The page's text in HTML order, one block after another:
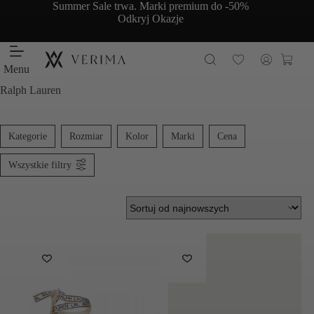
Summer Sale trwa. Marki premium do -50%
Odkryj Okazje
Menu Koszyk
Ralph Lauren
Kategorie Rozmiar Kolor Marki Cena
Wszystkie filtry